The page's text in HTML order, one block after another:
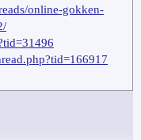
online-gokken-